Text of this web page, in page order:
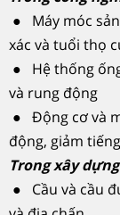
● Máy móc
xác và tuổi thọ
● Hệ thống
và rung động
● Động cơ và
động, giảm
Trong xây
● Cầu và cầu